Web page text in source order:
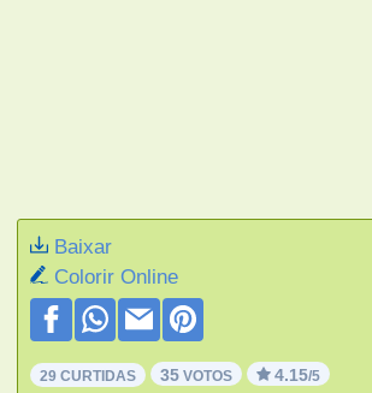
Baixar
Colorir Online
29 CURTIDAS 35 VOTOS 4.15/5